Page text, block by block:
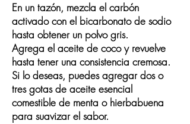
En un tazón, mezcla el carbón
activado con el bicarbonato de sodio
hasta obtener un polvo gris.
Agrega el aceite de coco y revuelve
hasta tener una consistencia cremosa.
Si lo deseas, puedes agregar dos o
tres gotas de aceite esencial
comestible de menta o hierbabuena
para suavizar el sabor.